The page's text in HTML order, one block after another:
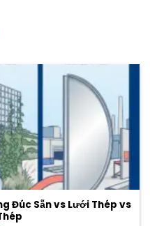
Đúc Sẵn vs Lưới Thép vs